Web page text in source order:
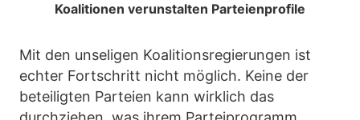
Koalitionen verunstalten Parteienprofile
Mit den unseligen Koalitionsregierungen ist
echter Fortschritt nicht möglich. Keine der
beteiligten Parteien kann wirklich das